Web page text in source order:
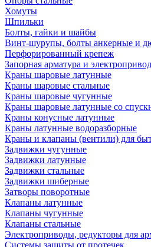
Хомуты
Шпильки
Болты, гайки и шайбы
Винт-шурупы, болты анкерные и
Перфорированный крепеж
Запорная арматура и
Краны шаровые латунные
Краны шаровые стальные
Краны шаровые чугунные
Краны шаровые латунные со
Краны конусные латунные
Краны латунные водоразборные
Краны и клапаны (вентили) для
Задвижки чугунные
Задвижки латунные
Задвижки стальные
Задвижки шиберные
Затворы поворотные
Клапаны латунные
Клапаны чугунные
Клапаны стальные
Электроприводы, редукторы для
Системы защиты от протечек